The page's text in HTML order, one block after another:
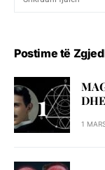
Postime të
1